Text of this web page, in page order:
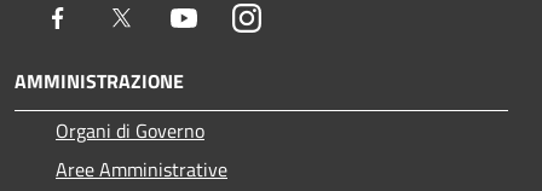
Facebook Twitter YoutubeInstagram
AMMINISTRAZIONE
Organi di Governo
Aree Amministrative